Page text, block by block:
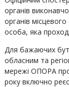
органів
органів
особа, яка
Для бажаючих
обласним та
мережі ОПОРА
року включно